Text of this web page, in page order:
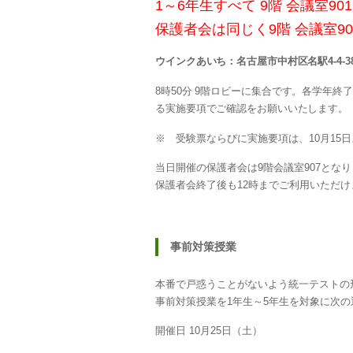
1～6年生すべて 9階 会議室
保護者会は同じく9階 会議室
ウインクあいち：名古屋市中村区名駅4-4-
8時50分 9階ロビーに集合です。各学年終
る実施要項でご確認をお願いいたします。
※ 受験票ならびに実施要項は、10月15日
当日開催の保護者会は9階会議室907とな
保護者会終了後も12時までご利用いただ
事前対策授業
本番で戸惑うことがないよう統一テスト
事前対策授業を1年生～5年生を対象に次
開催日 10月25日（土）